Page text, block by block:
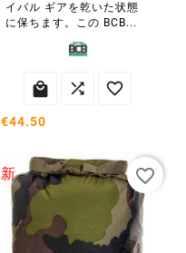
イバル ギアを乾いた状態
に保ちます。この BCB...
  
€44.50
新 favorite_border